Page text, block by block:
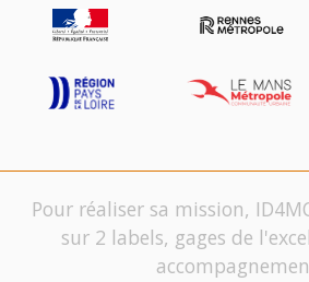
Pour réaliser sa mission,
sur 2 labels, gages de